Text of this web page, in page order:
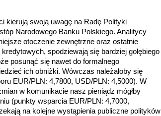
kierują swoją uwagę na Radę Polityki
Narodowego Banku Polskiego. Analitycy
otoczenie zewnętrzne oraz ostatnie
spodziewają się bardziej gołębiego
posunąć się nawet do formalnego
ich obniżki. Wówczas należałoby się
EUR/PLN: 4,7800, USD/PLN: 4,5000). W
w komunikacie nasz pieniądz mógłby
(punkty wsparcia EUR/PLN: 4,7000,
na kolejne wystąpienia publiczne polityków